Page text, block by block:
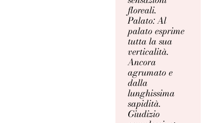
floreali.
Palato: Al
palato esprime
tutta la sua
verticalità.
Ancora
agrumato e
dalla
lunghissima
sapidità.
Giudizio